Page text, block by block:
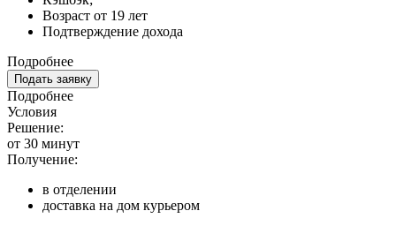
Возраст от 19 лет
Подтверждение дохода
Подробнее
Подать заявку
Подробнее
Условия
Решение:
от 30 минут
Получение:
в отделении
доставка на дом курьером